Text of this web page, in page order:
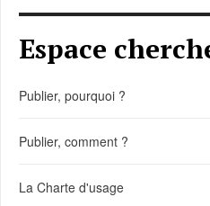
Espace
Publier, pourquoi ?
Publier, comment ?
La Charte d'usage